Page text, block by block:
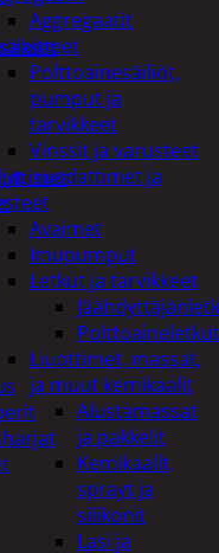
Aggregaatit
Polttoainesäiliöt,
pumput ja
tarvikkeet
Vinssit ja varusteet
suodattimet ja
Avaimet
Imupumput
Letkut ja tarvikkeet
Polttoaineletkut
Liuottimet, massat,
ja muut kemikaalit
Alustamassat
ja pakkelit
Kemikaalit,
sprayt ja
silikonit
Lasi ja